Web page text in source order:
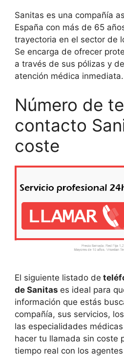
Sanitas es una compañía
España con más de 65
trayectoria en el sector de
Se encarga de ofrecer
a través de sus pólizas y
atención médica inmediata.
Número de
contacto
coste
El siguiente listado de
de Sanitas es ideal para
información que estás
compañía, sus servicios,
las especialidades
hacer tu llamada sin coste
tiempo real con los